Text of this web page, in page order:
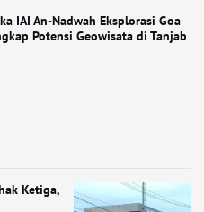
IAI An-Nadwah Eksplorasi Goa
Potensi Geowisata di Tanjab
Ketiga,